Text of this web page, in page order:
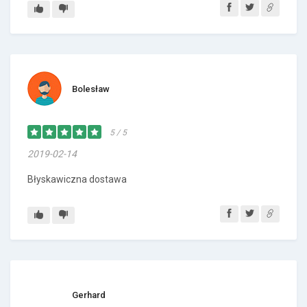
Bolesław
5 / 5
2019-02-14
Błyskawiczna dostawa
Gerhard